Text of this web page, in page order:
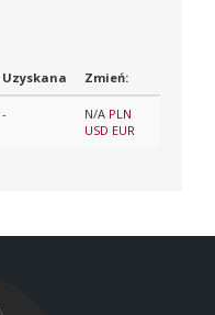
Uzyskana Zmień:
- N/A PLN
USD EUR